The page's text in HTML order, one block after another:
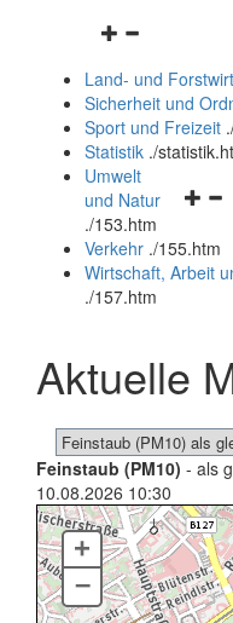
Navigationsmenü
und
schließen
Land- und
Sicherheit und
Sport und Freizeit .
Statistik ./
und
Umwelt
und Natur
./153.htm
Verkehr ./155.htm
Wirtschaft, Arbeit
./157.htm
Aktuelle
Feinstaub (PM10) - als
10.08.2026 10:30
+
–